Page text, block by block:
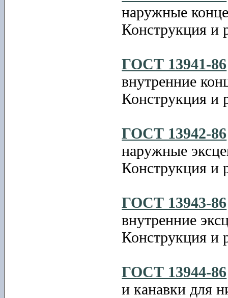
наружные
Конструкция и
ГОСТ 13941-86
внутренние
Конструкция и
ГОСТ 13942-86
наружные
Конструкция и
ГОСТ 13943-86
внутренние
Конструкция и
ГОСТ 13944-86
и канавки для